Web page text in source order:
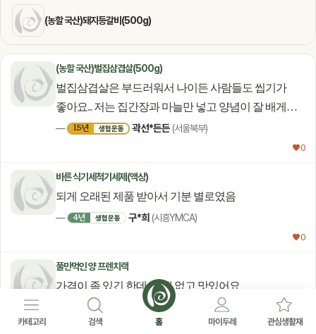
(농할 국산)돼지등갈비(500g)
(농할 국산)벌집삼겹살(500g)
벌집삼겹살은 부드러워서 나이든 사람들도 씹기가
좋아요.. 저는 집간장과 마늘만 넣고 양념이 잘 배게
양파도 갈아서 재워두었다가 후라이팬에 약한 불에서
— 15년 생협운동 곽선*든든 (서울북부)
♥ 0
바른 식기세척기세제(액상)
되게 오래된 제품 받아서 기분 별로였음
— 4년 생협운동 구*희 (시흥YMCA)
♥ 0
풀만먹인 양 프렌치랙
가격이 좀 있긴 한데, 냄새 없고 맛있어요
20년+ 장*정(고양파주)
♥ 0
카테고리 검색 홈 마이두레 관심생활재